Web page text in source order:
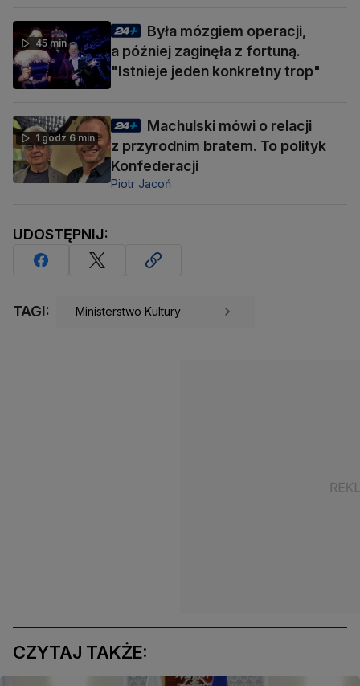
45 min
Była mózgiem operacji,
a później zaginęła z fortuną.
"Istnieje jeden konkretny trop"
1 godz 6 min
Machulski mówi o relacji
z przyrodnim bratem. To polityk
Konfederacji
Piotr Jacoń
UDOSTĘPNIJ:
TAGI: Ministerstwo Kultury
CZYTAJ TAKŻE: